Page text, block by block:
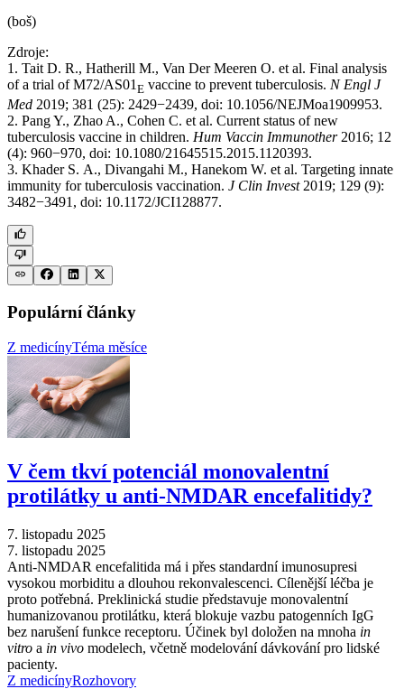
(boš)
Zdroje:
1. Tait D. R., Hatherill M., Van Der Meeren O. et al. Final analysis
of a trial of M72/AS01 E vaccine to prevent tuberculosis. N Engl J
Med 2019; 381 (25): 2429−2439, doi: 10.1056/NEJMoa1909953.
2. Pang Y., Zhao A., Cohen C. et al. Current status of new
tuberculosis vaccine in children. Hum Vaccin Immunother2016; 12
(4): 960−970, doi: 10.1080/21645515.2015.1120393.
3. Khader S. A., Divangahi M., Hanekom W. et al. Targeting innate
immunity for tuberculosis vaccination. J Clin Invest2019; 129 (9):
3482−3491, doi: 10.1172/JCI128877.
Populární články
Z medicínyTéma měsíce
V čem tkví potenciál monovalentní
protilátky u anti-NMDAR encefalitidy?
7. listopadu 2025
7. listopadu 2025
Anti-NMDAR encefalitida má i přes standardní imunosupresi
vysokou morbiditu a dlouhou rekonvalescenci. Cílenější léčba je
proto potřebná. Preklinická studie představuje monovalentní
humanizovanou protilátku, která blokuje vazbu patogenních IgG
bez narušení funkce receptoru. Účinek byl doložen na mnoha in
vitro a in vivo modelech, včetně modelování dávkování pro lidské
pacienty.
Z medicínyRozhovory